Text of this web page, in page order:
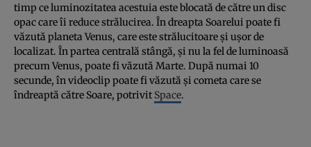
timp ce luminozitatea acestuia este blocată de către un disc
opac care îi reduce strălucirea. În dreapta Soarelui poate fi
văzută planeta Venus, care este strălucitoare şi uşor de
localizat. În partea centrală stângă, şi nu la fel de luminoasă
precum Venus, poate fi văzută Marte. După numai 10
secunde, în videoclip poate fi văzută şi cometa care se
îndreaptă către Soare, potrivit Space.